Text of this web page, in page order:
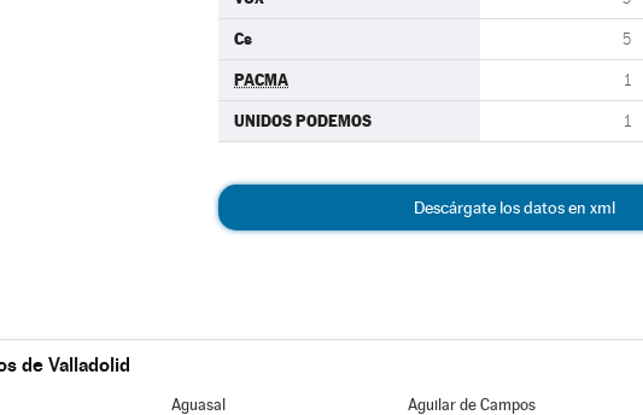
Cs 5
PACMA 1
UNIDOS PODEMOS 1
Descárgate los datos en xml
de Valladolid
Aguasal Aguilar de Campos